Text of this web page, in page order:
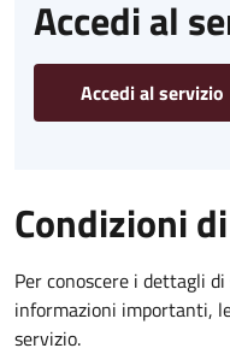
Accedi al
Accedi al servizio
Condizioni
Per conoscere i dettagli
informazioni importanti,
servizio.